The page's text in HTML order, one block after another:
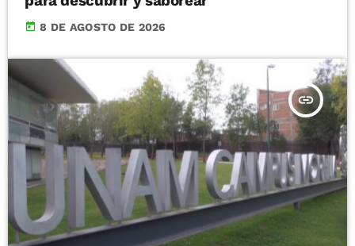
today 8 DE AGOSTO DE 2026
insert_link